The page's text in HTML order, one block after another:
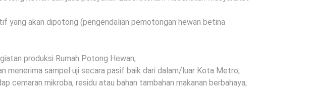
yang akan dipotong (pengendalian pemotongan hewan betina
produksi Rumah Potong Hewan;
menerima sampel uji secara pasif baik dari dalam/luar Kota Metro;
cemaran mikroba, residu atau bahan tambahan makanan berbahaya;